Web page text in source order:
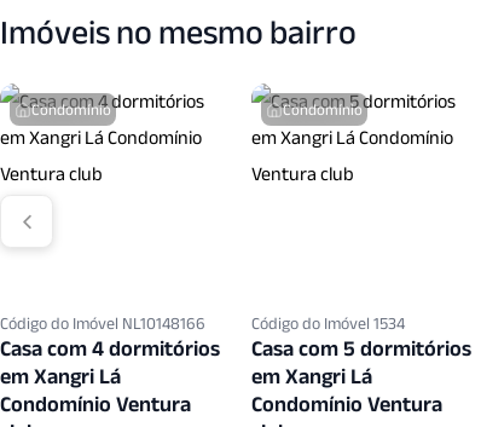
Imóveis no mesmo bairro
Condomínio
Código do Imóvel NL10148166
Casa com 4 dormitórios
em Xangri Lá
Condomínio Ventura
Condomínio
Código do Imóvel 1534
Casa com 5 dormitórios
em Xangri Lá
Condomínio Ventura